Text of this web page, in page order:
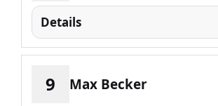
Details
9 Max Becker